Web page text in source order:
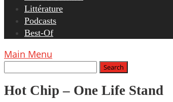
Littérature
Podcasts
Best-Of
Main Menu
Hot Chip – One Life Stand